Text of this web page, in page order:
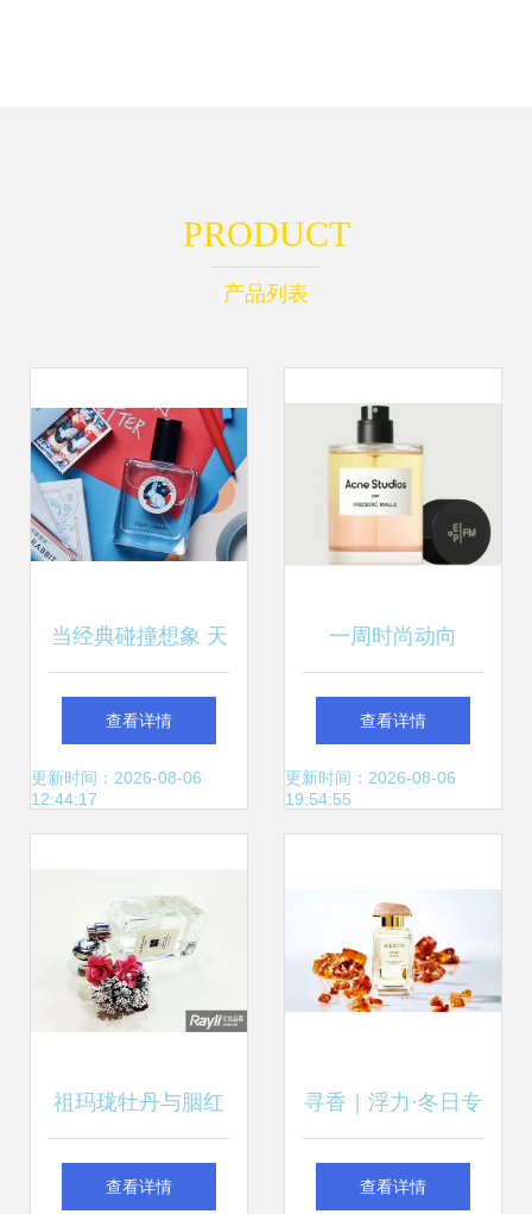
PRODUCT
产品列表
当经典碰撞想象 天
猫商家如何让大白
兔“甜”进香水市场
查看详情
更新时间：2026-08-06
12:44:17
一周时尚动向
Supreme上海店即
将开业，香水界掀
查看详情
更新时间：2026-08-06
19:54:55
祖玛珑牡丹与胭红
麂绒香水 一场奢华
查看详情
寻香｜浮力·冬日专
属香水，暖过男朋
查看详情